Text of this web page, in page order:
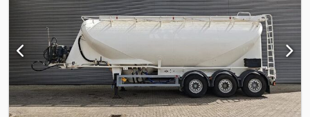
Pojemność komór (litry): 37 000 Materiał zbiornika: aluminium
Ciśnienie próbne: 3,0 bar Cedpeu H Eqtefx Akqsha Maksymalne
dopuszczalne ciśnienie robocze: 2,0 bar Proszek: ✓ Paliwo: ✓ =
Dalsze informacje = Konfiguracja osi Rozmiar opon: 385/65 R22.5
Marka osi: Bpwecoplus Hamulce: hamulce bębnowe Zawieszenie:
pneumatyczne Oś 1: bieżnik lewy: 30%; bieżnik prawy: 30% Oś 2:
bieżnik lewy: 30%; bieżnik prawy: 20% Oś 3: bieżnik lewy: 15%;